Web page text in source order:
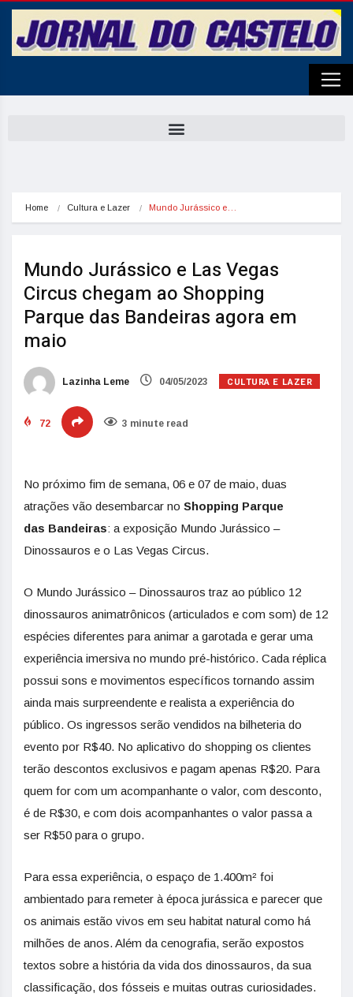
Home Cultura e Lazer Mundo Jurássico e…
Mundo Jurássico e Las Vegas
Circus chegam ao Shopping
Parque das Bandeiras agora em
maio
Lazinha Leme 04/05/2023 CULTURA E LAZER
72 3 minute read
No próximo fim de semana, 06 e 07 de maio, duas
atrações vão desembarcar no Shopping Parque
das Bandeiras: a exposição Mundo Jurássico –
Dinossauros e o Las Vegas Circus.
O Mundo Jurássico – Dinossauros traz ao público 12
dinossauros animatrônicos (articulados e com som) de 12
espécies diferentes para animar a garotada e gerar uma
experiência imersiva no mundo pré-histórico. Cada réplica
possui sons e movimentos específicos tornando assim
ainda mais surpreendente e realista a experiência do
público. Os ingressos serão vendidos na bilheteria do
evento por R$40. No aplicativo do shopping os clientes
terão descontos exclusivos e pagam apenas R$20. Para
quem for com um acompanhante o valor, com desconto,
é de R$30, e com dois acompanhantes o valor passa a
ser R$50 para o grupo.
Para essa experiência, o espaço de 1.400m² foi
ambientado para remeter à época jurássica e parecer que
os animais estão vivos em seu habitat natural como há
milhões de anos. Além da cenografia, serão expostos
textos sobre a história da vida dos dinossauros, da sua
classificação, dos fósseis e muitas outras curiosidades.